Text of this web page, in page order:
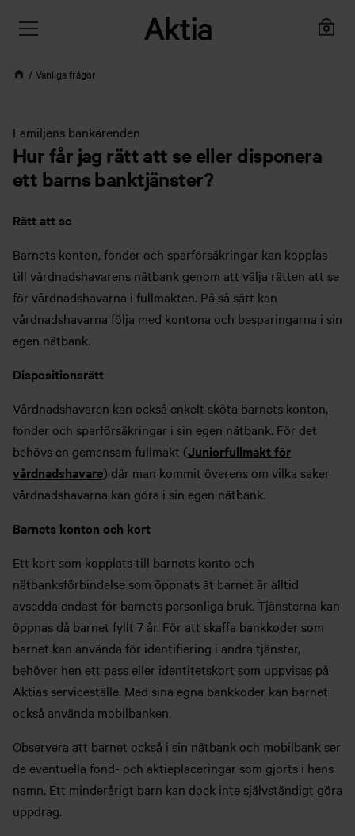
Vanliga frågor
Familjens bankärenden
Hur får jag rätt att se eller disponera
ett barns banktjänster?
Rätt att se
Barnets konton, fonder och sparförsäkringar kan kopplas
till vårdnadshavarens nätbank genom att välja rätten att se
för vårdnadshavarna i fullmakten. På så sätt kan
vårdnadshavarna följa med kontona och besparingarna i sin
egen nätbank.
Dispositionsrätt
Vårdnadshavaren kan också enkelt sköta barnets konton,
fonder och sparförsäkringar i sin egen nätbank. För det
behövs en gemensam fullmakt (Juniorfullmakt för
vårdnadshavare) där man kommit överens om vilka saker
vårdnadshavarna kan göra i sin egen nätbank.
Barnets konton och kort
Ett kort som kopplats till barnets konto och
nätbanksförbindelse som öppnats åt barnet är alltid
avsedda endast för barnets personliga bruk. Tjänsterna kan
öppnas då barnet fyllt 7 år. För att skaffa bankkoder som
barnet kan använda för identifiering i andra tjänster,
behöver hen ett pass eller identitetskort som uppvisas på
Aktias serviceställe. Med sina egna bankkoder kan barnet
också använda mobilbanken.
Observera att barnet också i sin nätbank och mobilbank ser
de eventuella fond- och aktieplaceringar som gjorts i hens
namn. Ett minderårigt barn kan dock inte självständigt göra
uppdrag.